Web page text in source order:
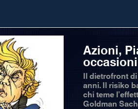
Azioni,
Il dietrofront
anni. Il risiko
chi teme
Goldman